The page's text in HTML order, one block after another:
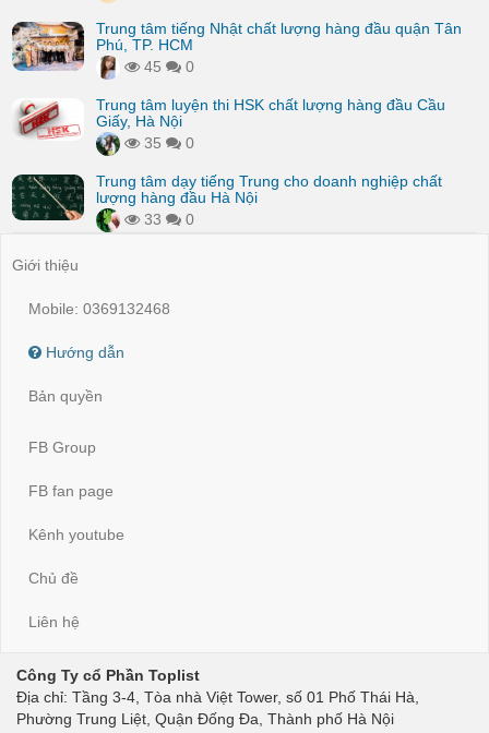
Trung tâm tiếng Nhật chất lượng hàng đầu quận Tân
Phú, TP. HCM
45
0
Trung tâm luyện thi HSK chất lượng hàng đầu Cầu
Giấy, Hà Nội
35
0
Trung tâm dạy tiếng Trung cho doanh nghiệp chất
lượng hàng đầu Hà Nội
33
0
Giới thiệu
Mobile: 0369132468
Hướng dẫn
Bản quyền
FB Group
FB fan page
Kênh youtube
Chủ đề
Liên hệ
Công Ty cổ Phần Toplist
Địa chỉ: Tầng 3-4, Tòa nhà Việt Tower, số 01 Phố Thái Hà,
Phường Trung Liệt, Quận Đống Đa, Thành phố Hà Nội